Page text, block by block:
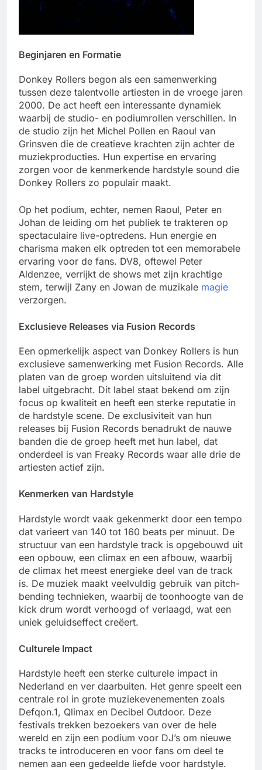
Beginjaren en Formatie
Donkey Rollers begon als een samenwerking
tussen deze talentvolle artiesten in de vroege jaren
2000. De act heeft een interessante dynamiek
waarbij de studio- en podiumrollen verschillen. In
de studio zijn het Michel Pollen en Raoul van
Grinsven die de creatieve krachten zijn achter de
muziekproducties. Hun expertise en ervaring
zorgen voor de kenmerkende hardstyle sound die
Donkey Rollers zo populair maakt.
Op het podium, echter, nemen Raoul, Peter en
Johan de leiding om het publiek te trakteren op
spectaculaire live-optredens. Hun energie en
charisma maken elk optreden tot een memorabele
ervaring voor de fans. DV8, oftewel Peter
Aldenzee, verrijkt de shows met zijn krachtige
stem, terwijl Zany en Jowan de muzikale magie
verzorgen.
Exclusieve Releases via Fusion Records
Een opmerkelijk aspect van Donkey Rollers is hun
exclusieve samenwerking met Fusion Records. Alle
platen van de groep worden uitsluitend via dit
label uitgebracht. Dit label staat bekend om zijn
focus op kwaliteit en heeft een sterke reputatie in
de hardstyle scene. De exclusiviteit van hun
releases bij Fusion Records benadrukt de nauwe
banden die de groep heeft met hun label, dat
onderdeel is van Freaky Records waar alle drie de
artiesten actief zijn.
Kenmerken van Hardstyle
Hardstyle wordt vaak gekenmerkt door een tempo
dat varieert van 140 tot 160 beats per minuut. De
structuur van een hardstyle track is opgebouwd uit
een opbouw, een climax en een afbouw, waarbij
de climax het meest energieke deel van de track
is. De muziek maakt veelvuldig gebruik van pitch-
bending technieken, waarbij de toonhoogte van de
kick drum wordt verhoogd of verlaagd, wat een
uniek geluidseffect creëert.
Culturele Impact
Hardstyle heeft een sterke culturele impact in
Nederland en ver daarbuiten. Het genre speelt een
centrale rol in grote muziekevenementen zoals
Defqon.1, Qlimax en Decibel Outdoor. Deze
festivals trekken bezoekers van over de hele
wereld en zijn een podium voor DJ’s om nieuwe
tracks te introduceren en voor fans om deel te
nemen aan een gedeelde liefde voor hardstyle.